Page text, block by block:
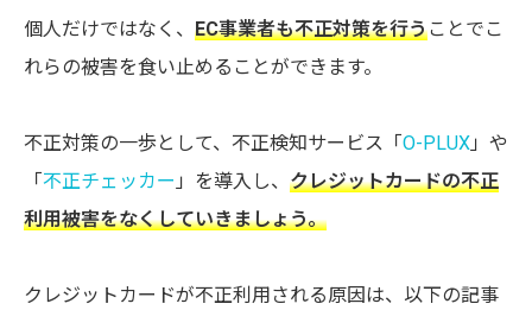
個人だけではなく、 EC事業者も不正対策を行うことでこ
れらの被害を食い止めることができます。
不正対策の一歩として、不正検知サービス「O-PLUX 」や
「不正チェッカー 」を導入し、 クレジットカードの不正
利用被害をなくしていきましょう。
クレジットカードが不正利用される原因は、以下の記事